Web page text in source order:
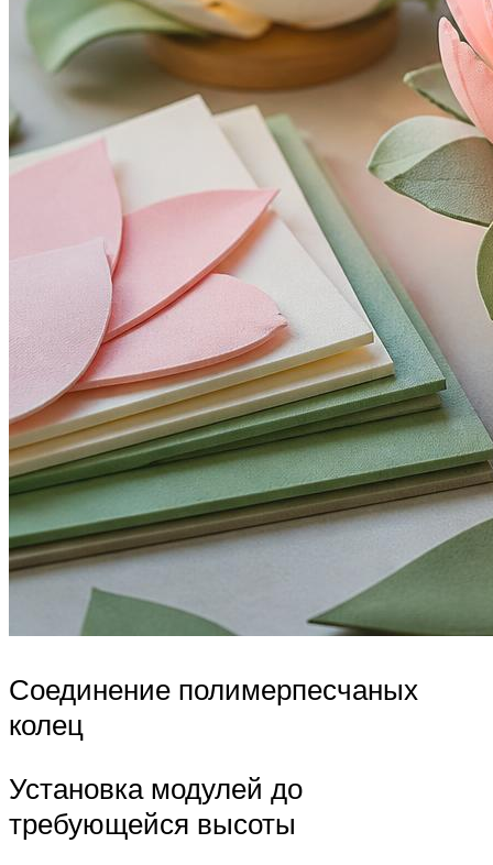
Соединение полимерпесчаных
колец
Установка модулей до
требующейся высоты